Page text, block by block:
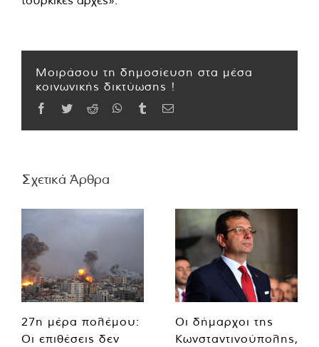
Μοιράσου τη δημοσίευση στα μέσα
κοινωνικής δικτύωσης !
Facebook
TwitterReddit WhatsApp
TumblrEmail
Σχετικά Άρθρα
27η μέρα πολέμου:
Οι επιθέσεις δεν
Οι δήμαρχοι της
Κωνσταντινούπολης,